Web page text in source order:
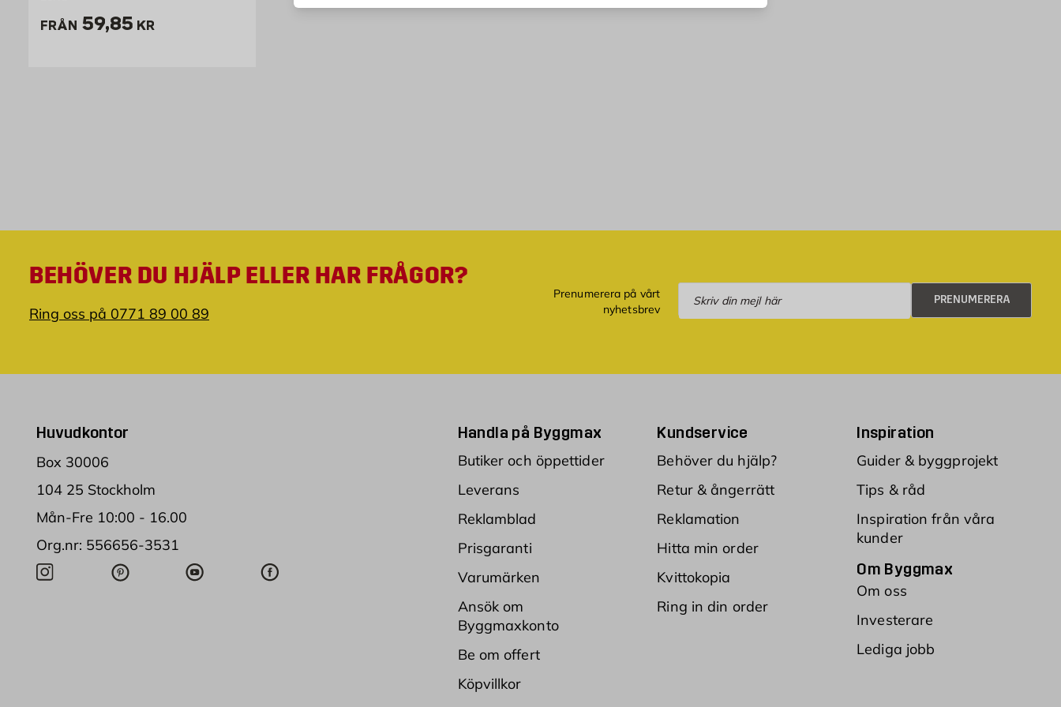
FRÅN Pris 59.85 kr
59,85 KR
BEHÖVER DU HJÄLP ELLER HAR FRÅGOR?
Ring oss på 0771 89 00 89
Prenumerera på vårt
nyhetsbrev
Prenumerera
PRENUMERERA
Huvudkontor
Box 30006
104 25 Stockholm
Mån-Fre 10:00 - 16.00
Org.nr: 556656-3531
Handla på Byggmax
Butiker och öppettider
Leverans
Reklamblad
Prisgaranti
Varumärken
Ansök om
Byggmaxkonto
Be om offert
Köpvillkor
Kundservice
Behöver du hjälp?
Retur & ångerrätt
Reklamation
Hitta min order
Kvittokopia
Ring in din order
Inspiration
Guider & byggprojekt
Tips & råd
Inspiration från våra
kunder
Om Byggmax
Om oss
Investerare
Lediga jobb